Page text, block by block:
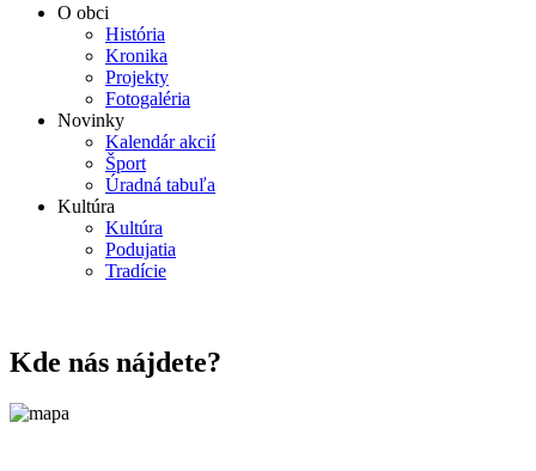
O obci
História
Kronika
Projekty
Fotogaléria
Novinky
Kalendár akcií
Šport
Úradná tabuľa
Kultúra
Kultúra
Podujatia
Tradície
Kde nás nájdete?